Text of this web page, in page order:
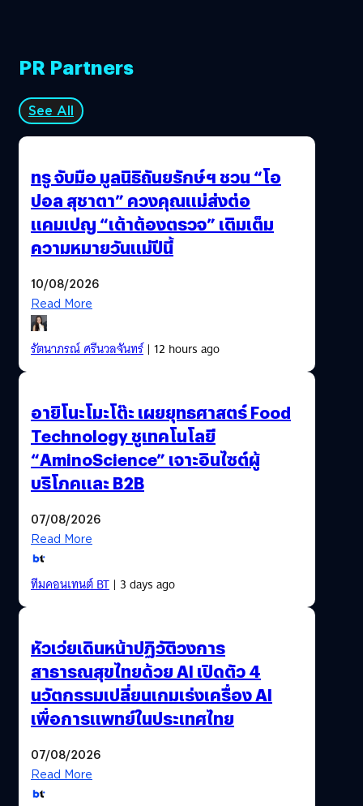
PR Partners
See All
ทรู จับมือ มูลนิธิถันยรักษ์ฯ ชวน “โอ
ปอล สุชาตา” ควงคุณแม่ส่งต่อ
แคมเปญ “เต้าต้องตรวจ” เติมเต็ม
ความหมายวันแม่ปีนี้
10/08/2026
Read More
รัตนาภรณ์ ศรีนวลจันทร์| 12 hours ago
อายิโนะโมะโต๊ะ เผยยุทธศาสตร์ Food
Technology ชูเทคโนโลยี
“AminoScience” เจาะอินไซต์ผู้
บริโภคและ B2B
07/08/2026
Read More
ทีมคอนเทนต์ BT| 3 days ago
หัวเว่ยเดินหน้าปฏิวัติวงการ
สาธารณสุขไทยด้วย AI เปิดตัว 4
นวัตกรรมเปลี่ยนเกมเร่งเครื่อง AI
เพื่อการแพทย์ในประเทศไทย
07/08/2026
Read More